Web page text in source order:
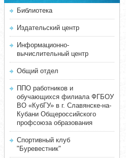
Библиотека
Издательский центр
Информационно-
вычислительный центр
Общий отдел
ППО работников и
обучающихся филиала ФГБОУ
ВО «КубГУ» в г. Славянске-на-
Кубани Общероссийского
профсоюза образования
Спортивный клуб
"Буревестник"